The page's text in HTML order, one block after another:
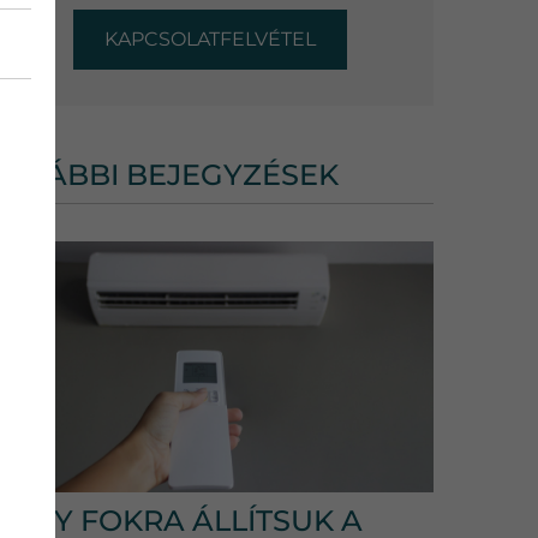
KAPCSOLATFELVÉTEL
TOVÁBBI BEJEGYZÉSEK
HÁNY FOKRA ÁLLÍTSUK A